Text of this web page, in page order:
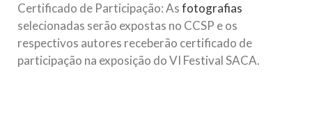
Certificado de Participação: Asfotografias
selecionadas serão expostas no CCSP e os
respectivos autores receberão certificado de
participação na exposição do VI Festival SACA.